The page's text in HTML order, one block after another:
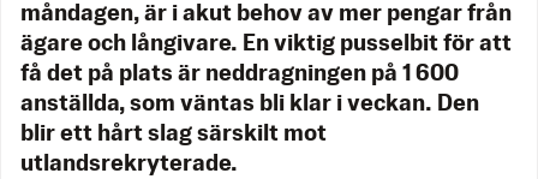
måndagen, är i akut behov av mer pengar från
ägare och långivare. En viktig pusselbit för att
få det på plats är neddragningen på 1 600
anställda, som väntas bli klar i veckan. Den
blir ett hårt slag särskilt mot
utlandsrekryterade.